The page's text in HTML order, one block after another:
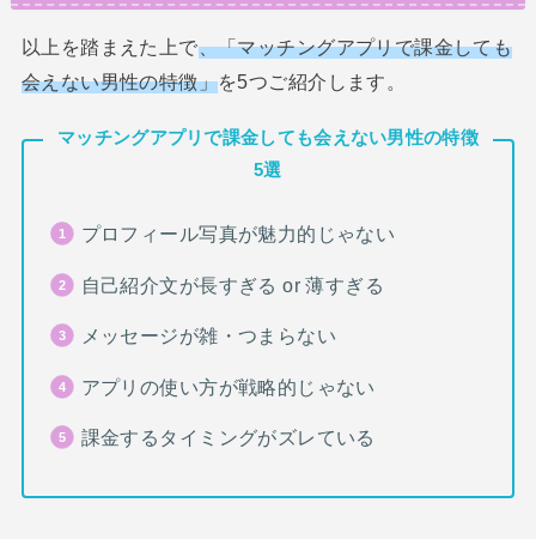
以上を踏まえた上で、「マッチングアプリで課金しても
会えない男性の特徴」を5つご紹介します。
マッチングアプリで課金しても会えない男性の特徴
5選
プロフィール写真が魅力的じゃない
自己紹介文が長すぎる or 薄すぎる
メッセージが雑・つまらない
アプリの使い方が戦略的じゃない
課金するタイミングがズレている